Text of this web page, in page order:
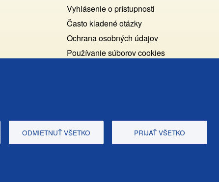
ODMIETNUŤ VŠETKO PRIJAŤ VŠETKO
Footer
Cookies
+
ochrana
Vyhlásenie o prístupnosti
Často kladené otázky
Ochrana osobných údajov
Používanie súborov cookies